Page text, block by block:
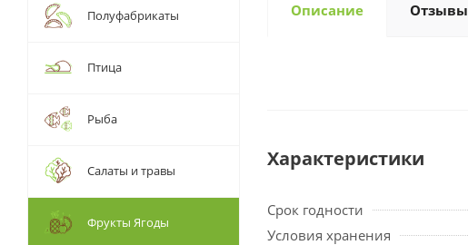
Описание Отзывы
Характеристики
Срок годности
Условия хранения
Полуфабрикаты
Птица
Рыба
Салаты и травы
Фрукты Ягоды